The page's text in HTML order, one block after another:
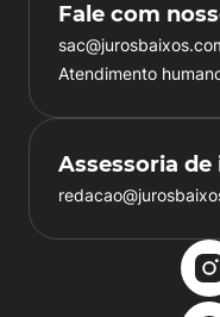
Fale com
Atendimento
Assessoria de